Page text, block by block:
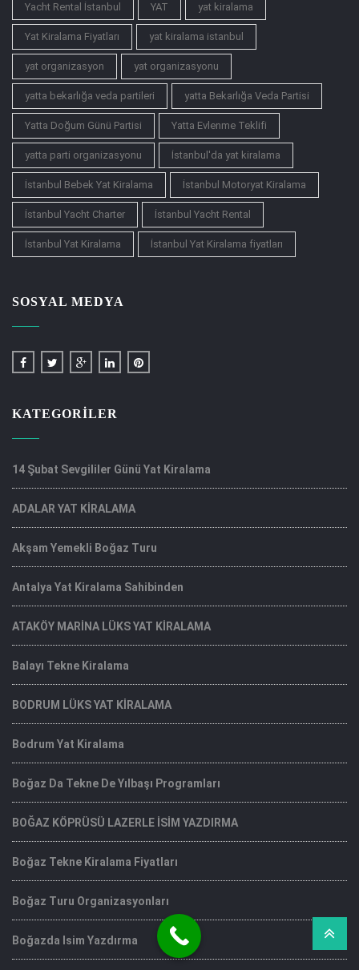
Yacht Rental İstanbul YAT yat kiralama
Yat Kiralama Fiyatları yat kiralama istanbul
yat organizasyon yat organizasyonu
yatta bekarlığa veda partileri yatta Bekarlığa Veda Partisi
Yatta Doğum Günü Partisi Yatta Evlenme Teklifi
yatta parti organizasyonu İstanbul'da yat kiralama
İstanbul Bebek Yat Kiralama İstanbul Motoryat Kiralama
İstanbul Yacht Charter İstanbul Yacht Rental
İstanbul Yat Kiralama İstanbul Yat Kiralama fiyatları
SOSYAL MEDYA
KATEGORILER
14 Şubat Sevgililer Günü Yat Kiralama
ADALAR YAT KİRALAMA
Akşam Yemekli Boğaz Turu
Antalya Yat Kiralama Sahibinden
ATAKÖY MARİNA LÜKS YAT KİRALAMA
Balayı Tekne Kiralama
BODRUM LÜKS YAT KİRALAMA
Bodrum Yat Kiralama
Boğaz Da Tekne De Yılbaşı Programları
BOĞAZ KÖPRÜSÜ LAZERLE İSİM YAZDIRMA
Boğaz Tekne Kiralama Fiyatları
Boğaz Turu Organizasyonları
Boğazda Isim Yazdırma